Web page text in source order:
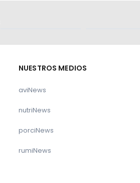
NUESTROS MEDIOS
aviNews
nutriNews
porciNews
rumiNews